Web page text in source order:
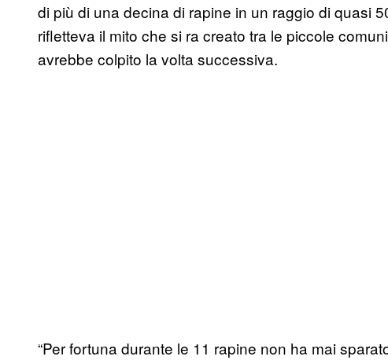
di più di una decina di rapine in un raggio di quasi
rifletteva il mito che si ra creato tra le piccole
avrebbe colpito la volta successiva.
“Per fortuna durante le 11 rapine non ha mai